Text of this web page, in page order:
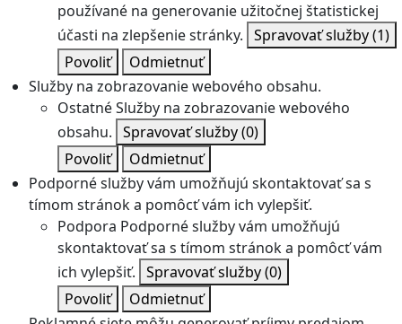
používané na generovanie užitočnej štatistickej
účasti na zlepšenie stránky. Spravovať služby(1)
Povoliť
Odmietnuť
Služby na zobrazovanie webového obsahu.
OstatnéSlužby na zobrazovanie webového
obsahu. Spravovať služby(0)
Povoliť
Odmietnuť
Podporné služby vám umožňujú skontaktovať sa s
tímom stránok a pomôcť vám ich vylepšiť.
Podpora Podporné služby vám umožňujú
skontaktovať sa s tímom stránok a pomôcť vám
ich vylepšiť. Spravovať služby(0)
Povoliť
Odmietnuť